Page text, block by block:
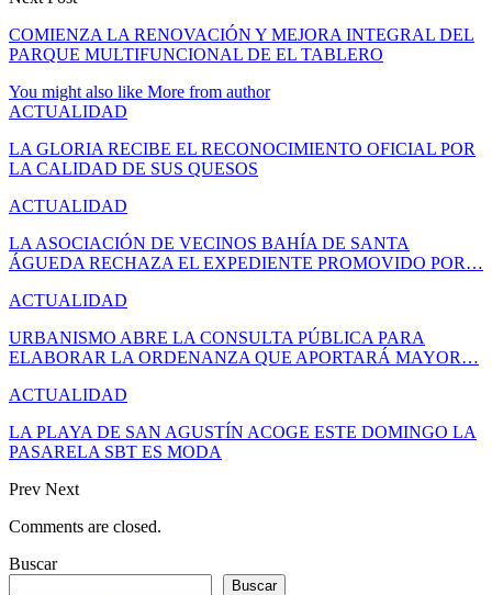
COMIENZA LA RENOVACIÓN Y MEJORA INTEGRAL DEL
PARQUE MULTIFUNCIONAL DE EL TABLERO
You might also like More from author
ACTUALIDAD
LA GLORIA RECIBE EL RECONOCIMIENTO OFICIAL POR
LA CALIDAD DE SUS QUESOS
ACTUALIDAD
LA ASOCIACIÓN DE VECINOS BAHÍA DE SANTA
ÁGUEDA RECHAZA EL EXPEDIENTE PROMOVIDO POR…
ACTUALIDAD
URBANISMO ABRE LA CONSULTA PÚBLICA PARA
ELABORAR LA ORDENANZA QUE APORTARÁ MAYOR…
ACTUALIDAD
LA PLAYA DE SAN AGUSTÍN ACOGE ESTE DOMINGO LA
PASARELA SBT ES MODA
Prev Next
Comments are closed.
Buscar
Buscar